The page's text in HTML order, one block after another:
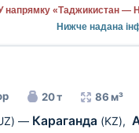
напрямку «Таджикистан —
Нижче надана
20 т 86 м³
— Караганда (KZ),